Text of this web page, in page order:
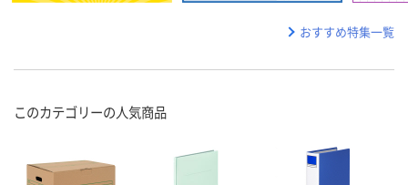
おすすめ特集一覧
このカテゴリーの人気商品